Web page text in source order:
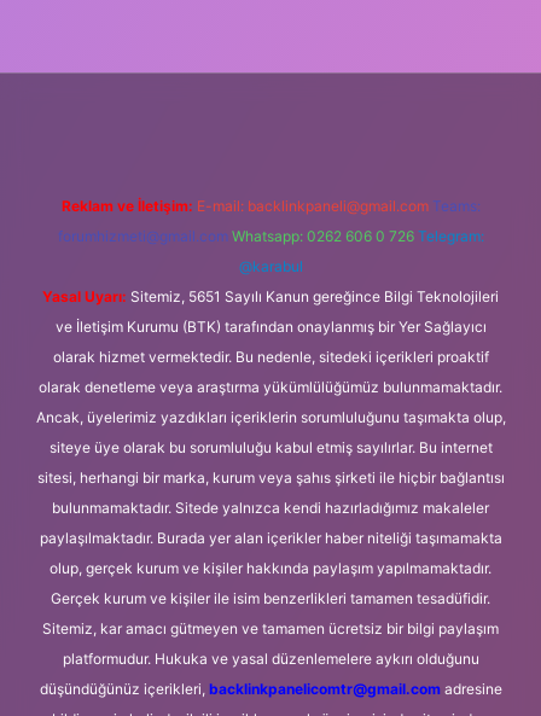
Reklam ve İletişim: E-mail: backlinkpaneli@gmail.com Teams:
forumhizmeti@gmail.com Whatsapp: 0262 606 0 726 Telegram:
@karabul
Yasal Uyarı: Sitemiz, 5651 Sayılı Kanun gereğince Bilgi Teknolojileri
ve İletişim Kurumu (BTK) tarafından onaylanmış bir Yer Sağlayıcı
olarak hizmet vermektedir. Bu nedenle, sitedeki içerikleri proaktif
olarak denetleme veya araştırma yükümlülüğümüz bulunmamaktadır.
Ancak, üyelerimiz yazdıkları içeriklerin sorumluluğunu taşımakta olup,
siteye üye olarak bu sorumluluğu kabul etmiş sayılırlar. Bu internet
sitesi, herhangi bir marka, kurum veya şahıs şirketi ile hiçbir bağlantısı
bulunmamaktadır. Sitede yalnızca kendi hazırladığımız makaleler
paylaşılmaktadır. Burada yer alan içerikler haber niteliği taşımamakta
olup, gerçek kurum ve kişiler hakkında paylaşım yapılmamaktadır.
Gerçek kurum ve kişiler ile isim benzerlikleri tamamen tesadüfidir.
Sitemiz, kar amacı gütmeyen ve tamamen ücretsiz bir bilgi paylaşım
platformudur. Hukuka ve yasal düzenlemelere aykırı olduğunu
düşündüğünüz içerikleri, backlinkpanelicomtr@gmail.comadresine